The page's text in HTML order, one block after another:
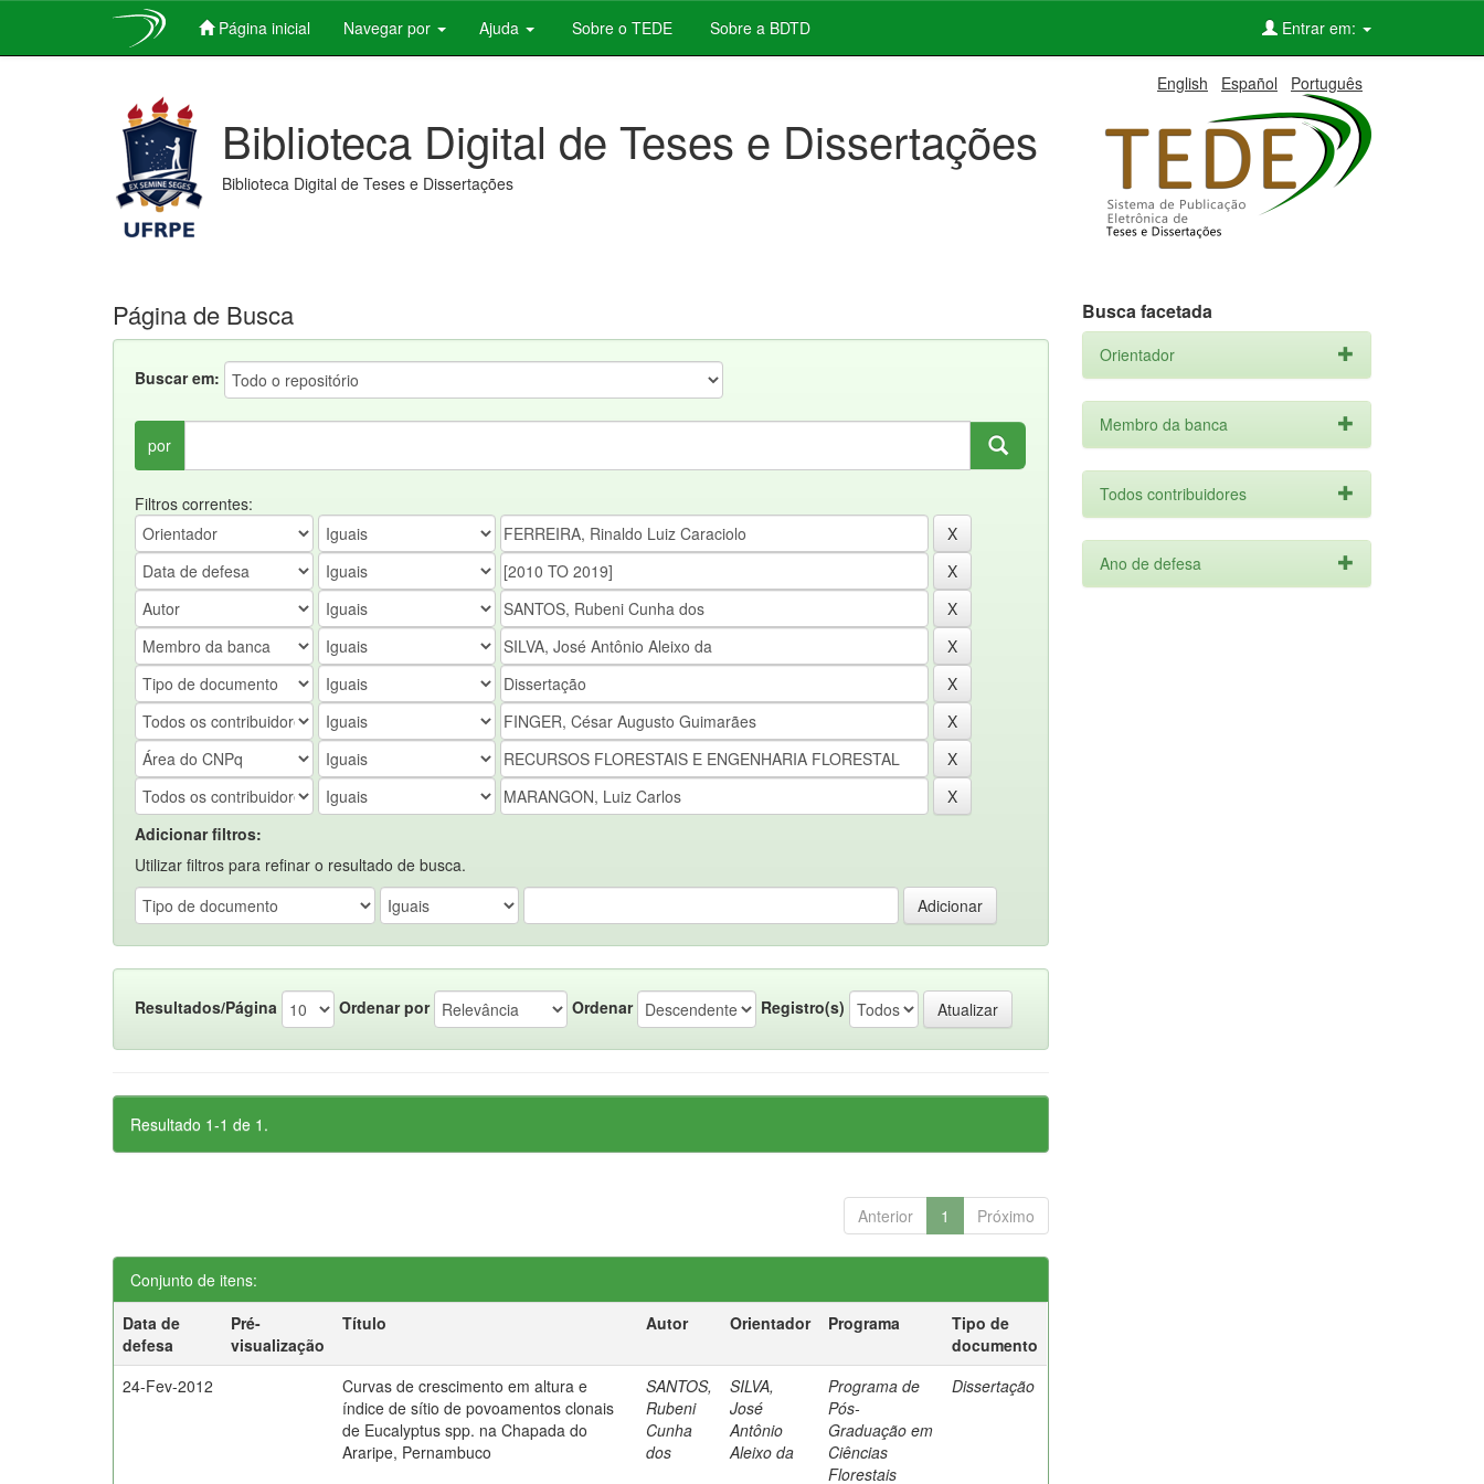
Página inicial Navegar por Ajuda Sobre o TEDE Sobre a BDTD Entrar em:
English Español Português
Biblioteca Digital de Teses e Dissertações
Biblioteca Digital de Teses e Dissertações
Página de Busca
Buscar em:
por
Filtros correntes:
Adicionar filtros:
Utilizar filtros para refinar o resultado de busca.
Resultados/Página Ordenar por Ordenar Registro(s)
Resultado 1-1 de 1.
Anterior 1 Próximo
Conjunto de itens:
Data de
defesa
Pré-
visualização
Título Autor Orientador Programa
Tipo de
documento
24-Fev-2012
Curvas de crescimento em altura e
índice de sítio de povoamentos clonais
de Eucalyptus spp. na Chapada do
Araripe, Pernambuco
SANTOS,
Rubeni
Cunha
dos
SILVA,
José
Antônio
Aleixo da
Programa de
Pós-
Graduação em
Ciências
Florestais
Dissertação
Busca facetada
Orientador
Membro da banca
Todos contribuidores
Ano de defesa